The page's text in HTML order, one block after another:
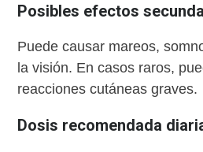
Posibles efectos
Puede causar mareos,
la visión. En casos raros,
reacciones cutáneas graves.
Dosis recomendada